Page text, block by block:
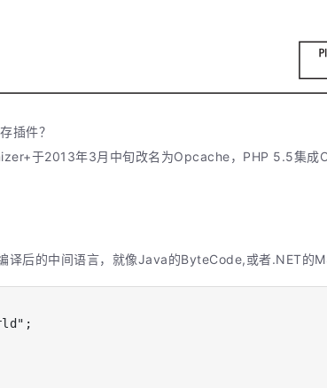
插件？
于2013年3月中旬改名为Opcache，PHP 5.5集成
译后的中间语言，就像Java的ByteCode,或者.NET的